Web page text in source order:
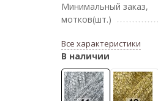
Минимальный заказ,
мотков(шт.)
Все характеристики
В наличии